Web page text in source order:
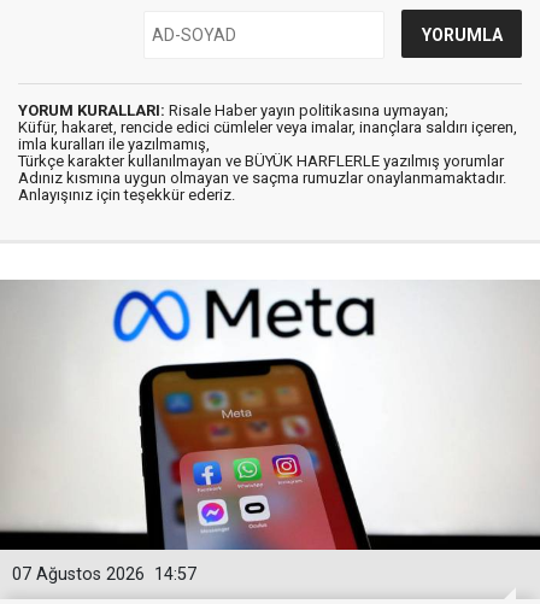
YORUM KURALLARI: Risale Haber yayın politikasına uymayan;
Küfür, hakaret, rencide edici cümleler veya imalar, inançlara saldırı içeren,
imla kuralları ile yazılmamış,
Türkçe karakter kullanılmayan ve BÜYÜK HARFLERLE yazılmış yorumlar
Adınız kısmına uygun olmayan ve saçma rumuzlar onaylanmamaktadır.
Anlayışınız için teşekkür ederiz.
14:57
07 Ağustos 2026